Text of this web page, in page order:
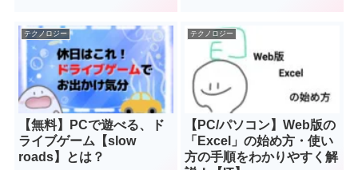
テクノロジー
【無料】PCで遊べる、ド
ライブゲーム【slow
roads】とは？
テクノロジー
【PC/パソコン】Web版の
「Excel」の始め方・使い
方の手順をわかりやすく解